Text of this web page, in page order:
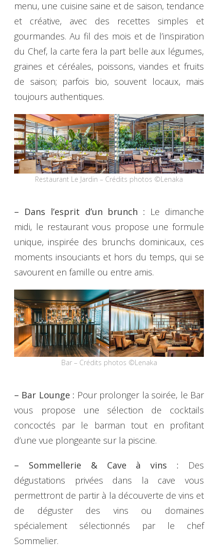
menu, une cuisine saine et de saison, tendance
et créative, avec des recettes simples et
gourmandes. Au fil des mois et de l’inspiration
du Chef, la carte fera la part belle aux légumes,
graines et céréales, poissons, viandes et fruits
de saison; parfois bio, souvent locaux, mais
toujours authentiques.
Restaurant Le Jardin – Crédits photos ©Lenaka
– Dans l’esprit d’un brunch : Le dimanche
midi, le restaurant vous propose une formule
unique, inspirée des brunchs dominicaux, ces
moments insouciants et hors du temps, qui se
savourent en famille ou entre amis.
Bar – Crédits photos ©Lenaka
– Bar Lounge : Pour prolonger la soirée, le Bar
vous propose une sélection de cocktails
concoctés par le barman tout en profitant
d’une vue plongeante sur la piscine.
– Sommellerie & Cave à vins : Des
dégustations privées dans la cave vous
permettront de partir à la découverte de vins et
de déguster des vins ou domaines
spécialement sélectionnés par le chef
Sommelier.